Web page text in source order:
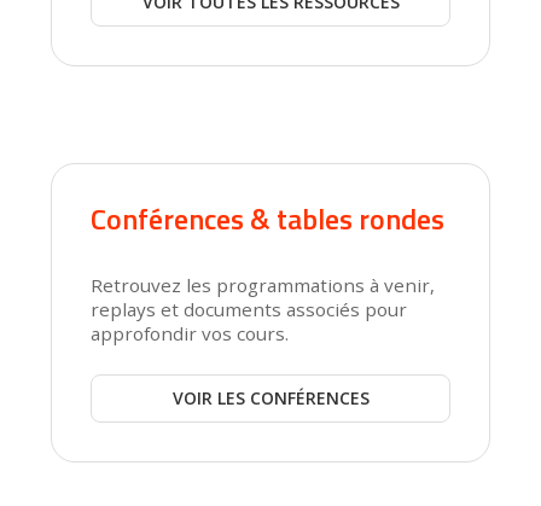
Conférences & tables rondes
Retrouvez les programmations à venir,
replays et documents associés pour
approfondir vos cours.
VOIR LES CONFÉRENCES